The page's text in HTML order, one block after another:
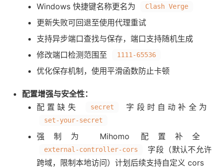
Windows 快捷键名称更名为
Clash Verge
更新失败可回退至使用代理重试
支持异步端口查找与保存，端口支持随机生成
修改端口检测范围至
1111-65536
优化保存机制，使用平滑函数防止卡顿
配置增强与安全性：
配置缺失
secret 字段时自动补全为
set-your-secret
强制为 Mihomo 配置补全
external-controller-cors
字段（默认不允许
跨域，限制本地访问）计划后续支持自定义 cors